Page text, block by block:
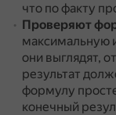
что по факту
Проверяют
максимальную
они выглядят,
результат
формулу
конечный